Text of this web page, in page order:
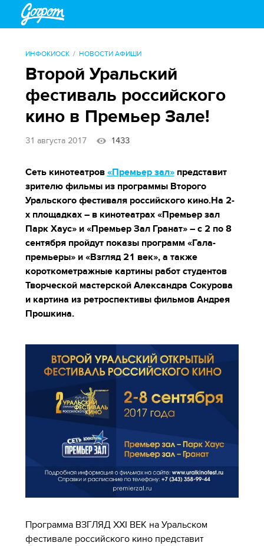
ИНФОКИОСК НОВОСТИ АФИШИ
Второй Уральский
фестиваль российского
кино в Премьер Зале!
31 августа 2017 1433
Сеть кинотеатров «Премьер зал»представит
зрителю фильмы из программы Второго
Уральского фестиваля российского кино.На 2-
х площадках – в кинотеатрах «Премьер зал
Парк Хаус» и «Премьер Зал Гранат» – с 2 по 8
сентября пройдут показы программ «Гала-
премьеры» и «Взгляд 21 век», а также
короткометражные картины работ студентов
Творческой мастерской Александра Сокурова
и картина из ретроспективы фильмов Андрея
Прошкина.
Программа ВЗГЛЯД ХХI ВЕК на Уральском
фестивале российского кино представит